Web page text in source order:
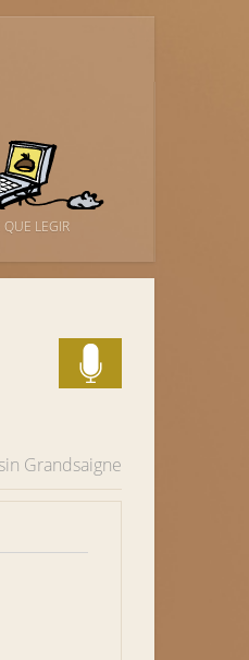
QUE LEGIR
Grandsaigne